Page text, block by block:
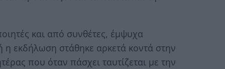
και από συνθέτες, έμψυχα
η εκδήλωση στάθηκε αρκετά κοντά στην
που όταν πάσχει ταυτίζεται με την